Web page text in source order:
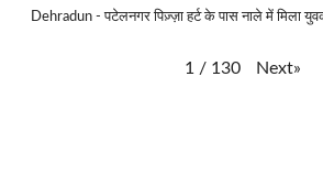
Dehradun - पटेलनगर पिज़्ज़ा हर्ट के पास नाले में मिला
1 / 130 Next»